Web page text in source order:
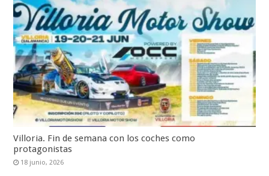
Villoria. Fin de semana con los coches como
protagonistas
18 junio, 2026